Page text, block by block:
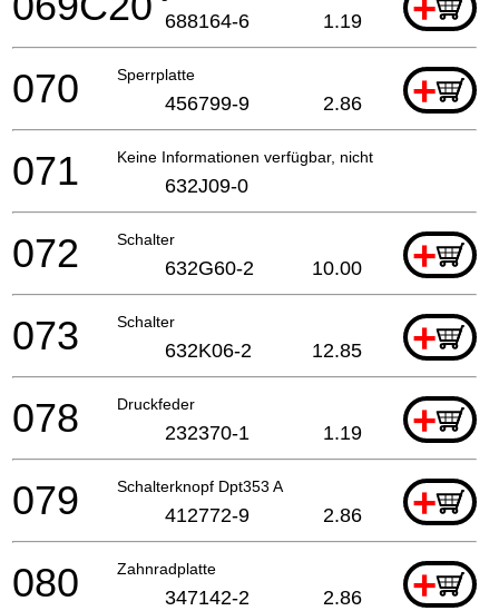
688164-6 1.19
Sperrplatte +
070 456799-9 2.86
Keine Informationen verfügbar, nicht bestellbar
071 632J09-0
Schalter +
072 632G60-2 10.00
Schalter +
073 632K06-2 12.85
Druckfeder +
078 232370-1 1.19
Schalterknopf Dpt353 A +
079 412772-9 2.86
Zahnradplatte +
080 347142-2 2.86